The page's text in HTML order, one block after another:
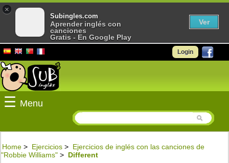
Login
☰ Menu
Home > Ejercicios > Ejercicios de inglés con las canciones de
"Robbie Williams" > Different
×
Subingles.com
Aprender inglés con
canciones
Gratis - En Google Play
Ver